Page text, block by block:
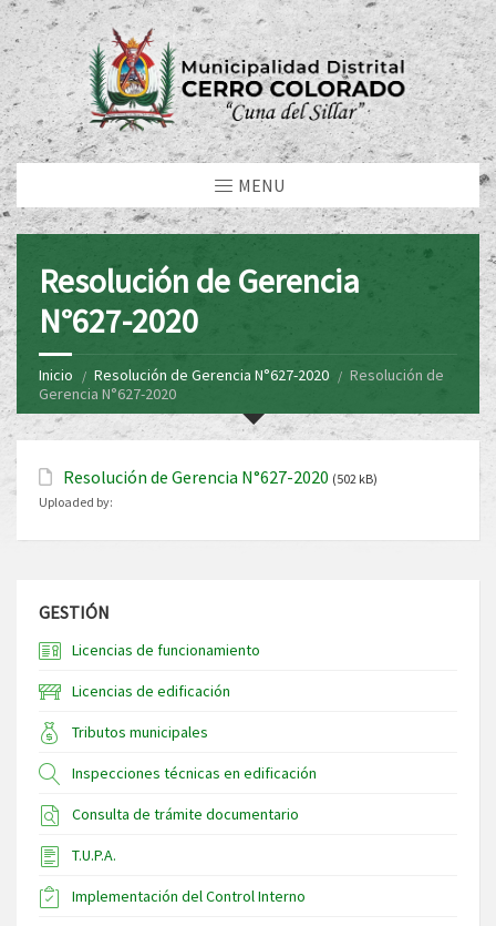
MENU
Resolución de Gerencia
N°627-2020
Inicio Resolución de Gerencia N°627-2020
Resolución de
Gerencia N°627-2020
Resolución de Gerencia N°627-2020 (502 kB)
Uploaded by:
GESTIÓN
Licencias de funcionamiento
Licencias de edificación
Tributos municipales
Inspecciones técnicas en edificación
Consulta de trámite documentario
T.U.P.A.
Implementación del Control Interno